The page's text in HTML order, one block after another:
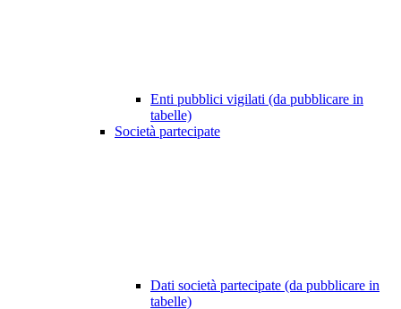
Enti pubblici vigilati (da pubblicare in
tabelle)
Società partecipate
Dati società partecipate (da pubblicare in
tabelle)